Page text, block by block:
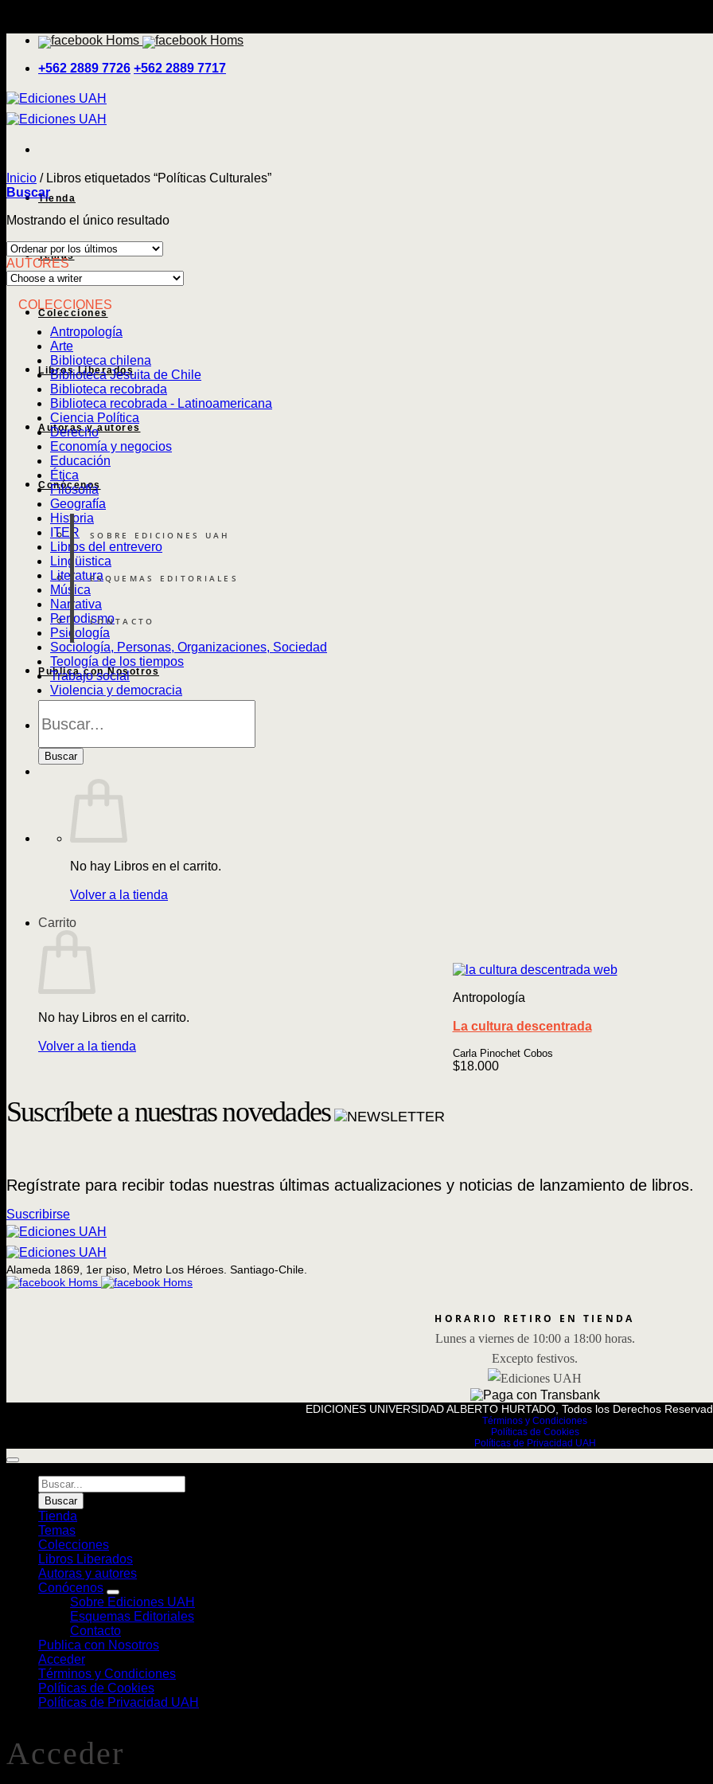
contenido
+562 2889 7726 +562 2889 7717
Tienda
Temas
Colecciones
Libros Liberados
Autoras y autores
Conócenos
SOBRE EDICIONES UAH
ESQUEMAS EDITORIALES
CONTACTO
Publica con Nosotros
de
Buscar
No hay Libros en el carrito.
Volver a la tienda
Carrito
No hay Libros en el carrito.
Volver a la tienda
Inicio /Libros etiquetados “Políticas Culturales”
Buscar
Mostrando el único resultado
AUTORES
COLECCIONES
Antropología
Arte
Biblioteca chilena
Biblioteca Jesuita de Chile
Biblioteca recobrada
Biblioteca recobrada - Latinoamericana
Ciencia Política
Derecho
Economía y negocios
Educación
Ética
Filosofía
Geografía
Historia
ITER
Libros del entrevero
Lingüistica
Literatura
Música
Narrativa
Periodismo
Psicología
Sociología, Personas, Organizaciones, Sociedad
Teología de los tiempos
Trabajo social
Violencia y democracia
Antropología
La cultura descentrada
Carla Pinochet Cobos
$18.000
Suscríbete a nuestras novedades
Regístrate para recibir todas nuestras últimas actualizaciones y noticias de lanzamiento de libros.
Suscribirse
Alameda 1869, 1er piso, Metro Los Héroes. Santiago-Chile.
HORARIO RETIRO EN TIENDA
Lunes a viernes de 10:00 a 18:00 horas.
Excepto festivos.
EDICIONES UNIVERSIDAD ALBERTO HURTADO, Todos los Derechos
Términos y Condiciones
Políticas de Cookies
Políticas de Privacidad UAH
Búsqueda
de
Libros
Buscar
Tienda
Temas
Colecciones
Libros Liberados
Autoras y autores
Conócenos
Sobre Ediciones UAH
Esquemas Editoriales
Contacto
Publica con Nosotros
Acceder
Términos y Condiciones
Políticas de Cookies
Políticas de Privacidad UAH
Acceder